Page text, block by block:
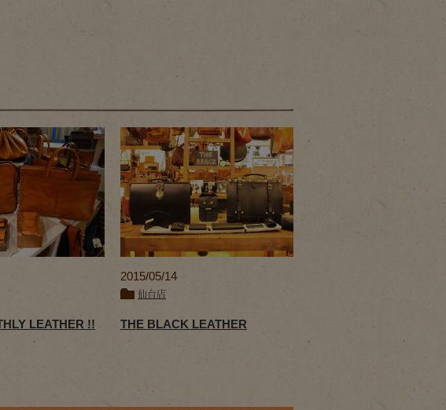
LEATHER !!
2015/05/14
仙台店
THE BLACK LEATHER